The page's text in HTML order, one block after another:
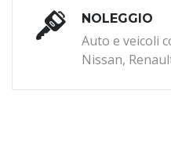
NOLEGGIO
Auto e veicoli
Nissan,